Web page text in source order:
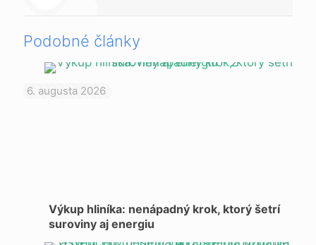
Podobné články
6. augusta 2026
Výkup hliníka: nenápadný krok, ktorý šetrí
suroviny aj energiu